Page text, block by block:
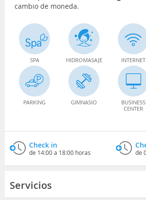
cambio de moneda.
SPA HIDROMASAJE INTERNET
PARKING GIMNASIO
BUSINESS
CENTER
Check in
de 14:00 a 18:00 horas de
Servicios